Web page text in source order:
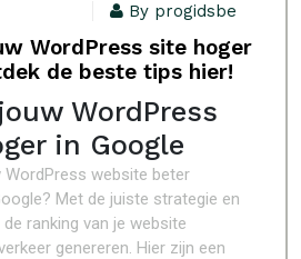
By progidsbe
WordPress site hoger
de beste tips hier!
WordPress
in Google
WordPress website beter
Met de juiste strategie en
ranking van je website
genereren. Hier zijn een